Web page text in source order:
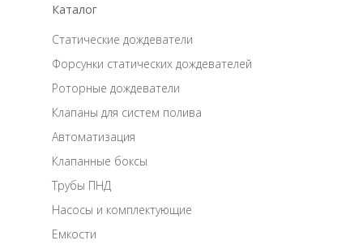
Статические дождеватели
Форсунки статических дождевателей
Роторные дождеватели
Клапаны для систем полива
Автоматизация
Клапанные боксы
Каталог
Трубы ПНД
Насосы и комплектующие
Емкости